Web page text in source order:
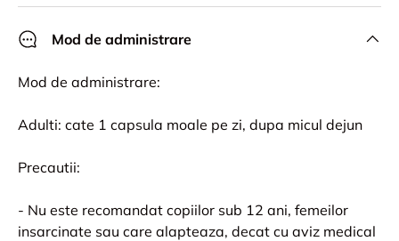
Mod de administrare
Mod de administrare:
Adulti: cate 1 capsula moale pe zi, dupa micul dejun
Precautii:
- Nu este recomandat copiilor sub 12 ani, femeilor
insarcinate sau care alapteaza, decat cu aviz medical